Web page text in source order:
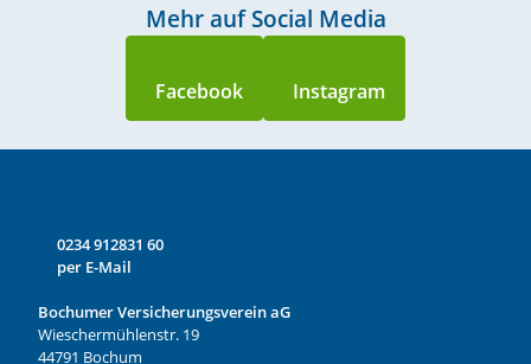
Mehr auf Social Media
0234 912831 60
per E-Mail
Bochumer Versicherungsverein aG
Wieschermühlenstr. 19
44791 Bochum